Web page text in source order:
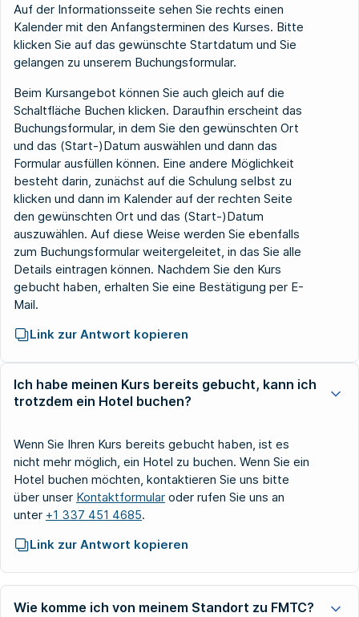
Auf der Informationsseite sehen Sie rechts einen
Kalender mit den Anfangsterminen des Kurses. Bitte
klicken Sie auf das gewünschte Startdatum und Sie
gelangen zu unserem Buchungsformular.
Beim Kursangebot können Sie auch gleich auf die
Schaltfläche Buchen klicken. Daraufhin erscheint das
Buchungsformular, in dem Sie den gewünschten Ort
und das (Start-)Datum auswählen und dann das
Formular ausfüllen können. Eine andere Möglichkeit
besteht darin, zunächst auf die Schulung selbst zu
klicken und dann im Kalender auf der rechten Seite
den gewünschten Ort und das (Start-)Datum
auszuwählen. Auf diese Weise werden Sie ebenfalls
zum Buchungsformular weitergeleitet, in das Sie alle
Details eintragen können. Nachdem Sie den Kurs
gebucht haben, erhalten Sie eine Bestätigung per E-
Mail.
Link zur Antwort kopieren
Ich habe meinen Kurs bereits gebucht, kann ich
trotzdem ein Hotel buchen?
Wenn Sie Ihren Kurs bereits gebucht haben, ist es
nicht mehr möglich, ein Hotel zu buchen. Wenn Sie ein
Hotel buchen möchten, kontaktieren Sie uns bitte
über unser Kontaktformular oder rufen Sie uns an
unter +1 337 451 4685.
Link zur Antwort kopieren
Wie komme ich von meinem Standort zu FMTC?